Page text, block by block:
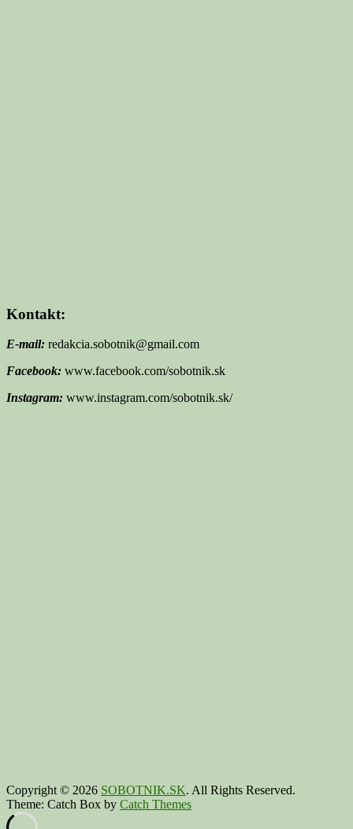
Kontakt:
E-mail: redakcia.sobotnik@gmail.com
Facebook: www.facebook.com/sobotnik.sk
Instagram: www.instagram.com/sobotnik.sk/
Copyright © 2026 SOBOTNIK.SK. All Rights Reserved.
Theme: Catch Box by Catch Themes
Scroll